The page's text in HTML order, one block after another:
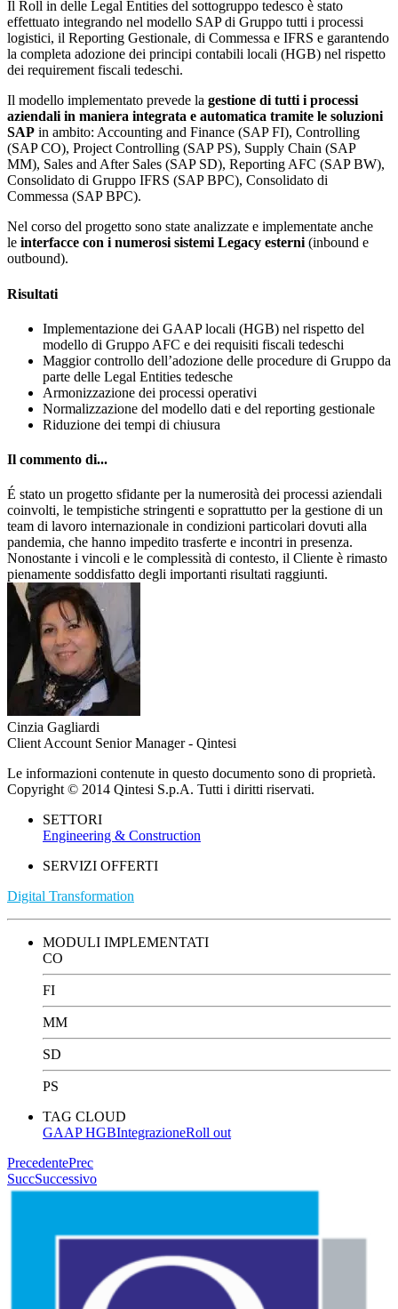
Il Roll in delle Legal Entities del sottogruppo tedesco è stato
effettuato integrando nel modello SAP di Gruppo tutti i processi
logistici, il Reporting Gestionale, di Commessa e IFRS e garantendo
la completa adozione dei principi contabili locali (HGB) nel rispetto
dei requirement fiscali tedeschi.
Il modello implementato prevede la gestione di tutti i processi
aziendali in maniera integrata e automatica tramite le soluzioni
SAP in ambito: Accounting and Finance (SAP FI), Controlling
(SAP CO), Project Controlling (SAP PS), Supply Chain (SAP
MM), Sales and After Sales (SAP SD), Reporting AFC (SAP BW),
Consolidato di Gruppo IFRS (SAP BPC), Consolidato di
Commessa (SAP BPC).
Nel corso del progetto sono state analizzate e implementate anche
le interfacce con i numerosi sistemi Legacy esterni (inbound e
outbound).
Risultati
Implementazione dei GAAP locali (HGB) nel rispetto del
modello di Gruppo AFC e dei requisiti fiscali tedeschi
Maggior controllo dell’adozione delle procedure di Gruppo da
parte delle Legal Entities tedesche
Armonizzazione dei processi operativi
Normalizzazione del modello dati e del reporting gestionale
Riduzione dei tempi di chiusura
Il commento di...
É stato un progetto sfidante per la numerosità dei processi aziendali
coinvolti, le tempistiche stringenti e soprattutto per la gestione di un
team di lavoro internazionale in condizioni particolari dovuti alla
pandemia, che hanno impedito trasferte e incontri in presenza.
Nonostante i vincoli e le complessità di contesto, il Cliente è rimasto
pienamente soddisfatto degli importanti risultati raggiunti.
Cinzia Gagliardi
Client Account Senior Manager - Qintesi
Le informazioni contenute in questo documento sono di proprietà.
Copyright © 2014 Qintesi S.p.A. Tutti i diritti riservati.
SETTORI
Engineering & Construction
SERVIZI OFFERTI
Digital Transformation
MODULI IMPLEMENTATI
CO
FI
MM
SD
PS
TAG CLOUD
GAAP HGBIntegrazioneRoll out
PrecedentePrec
SuccSuccessivo